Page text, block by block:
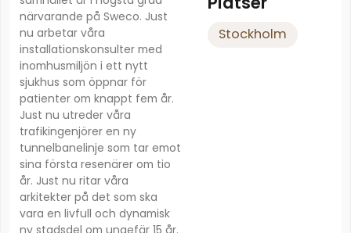
närvarande på Sweco. Just
nu arbetar våra
installationskonsulter med
inomhusmiljön i ett nytt
sjukhus som öppnar för
patienter om knappt fem år.
Just nu utreder våra
trafikingenjörer en ny
tunnelbanelinje som tar emot
sina första resenärer om tio
år. Just nu ritar våra
arkitekter på det som ska
vara en livfull och dynamisk
ny stadsdel om ungefär 15 år.
Stockholm